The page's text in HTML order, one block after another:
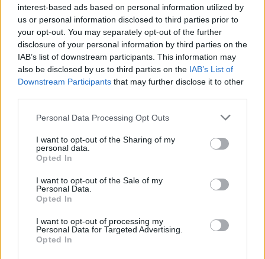
interest-based ads based on personal information utilized by
us or personal information disclosed to third parties prior to
your opt-out. You may separately opt-out of the further
disclosure of your personal information by third parties on the
IAB’s list of downstream participants. This information may
also be disclosed by us to third parties on the IAB’s List of
Downstream Participants that may further disclose it to other
Please note that this website/app uses one or more Google
not limited to your visit or usage behaviour. You may click to
grant or deny consent to Google and its third-party tags to
use your data for below specified purposes in below Google
consent section.
Personal Data Processing Opt Outs
I want to opt-out of the Sharing of my
personal data.
Opted In
I want to opt-out of the Sale of my
Personal Data.
Opted In
I want to opt-out of processing my
Personal Data for Targeted Advertising.
Opted In
ELŐZŐ POSZT
Egy gazdag idegen látta, ahogy egy anya
egyetlen apró ételt oszt el a gyerekei
között, amit ezután tett, örökre
megváltoztatta az életüket
A garnéla „ér”: a kulináris részlet, amelyet
kevesen ismernek, de sokan vitatnak